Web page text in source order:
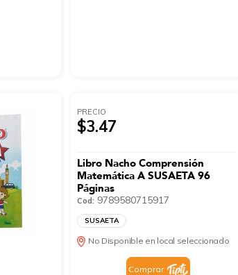
PRECIO
$3.47
Libro Nacho Comprensión
Matemática A SUSAETA 96
Páginas
Cod: 9789580715917
SUSAETA
No Disponible en local seleccionado
Comprar